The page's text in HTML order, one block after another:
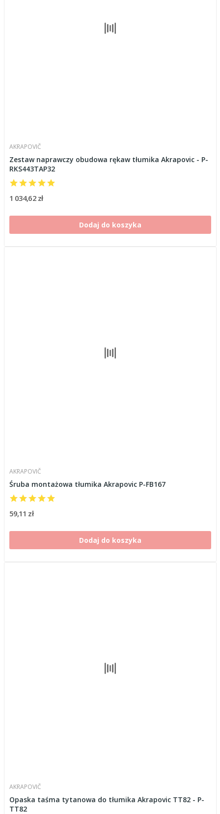
AKRAPOVIČ
Zestaw naprawczy obudowa rękaw tłumika Akrapovic - P-
RKS443TAP32
1 034,62 zł
Dodaj do koszyka
AKRAPOVIČ
Śruba montażowa tłumika Akrapovic P-FB167
59,11 zł
Dodaj do koszyka
AKRAPOVIČ
Opaska taśma tytanowa do tłumika Akrapovic TT82 - P-
TT82